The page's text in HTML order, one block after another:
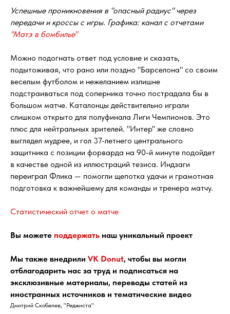
Успешные проникновения в "опасный радиус" через
передачи и кроссы с игры. Графика: канал с отчетами
"Матэ в бомбилье"
Можно подогнать ответ под условие и сказать,
подытоживая, что рано или поздно "Барселона" со своим
веселым футболом и нежеланием излишне
подстраиваться под соперника точно пострадала бы в
большом матче. Каталонцы действительно играли
слишком открыто для полуфинала Лиги Чемпионов. Это
плюс для нейтральных зрителей. "Интер" же словно
выглядел мудрее, и гол 37-летнего центрального
защитника с позиции форварда на 90-й минуте подойдет
в качестве одной из иллюстраций тезиса. Индзаги
переиграл Флика — помогли щепотка удачи и грамотная
подготовка к важнейшему для команды и тренера матчу.
Статистический отчет о матче
Вы можете поддержать наш уникальный проект
Мы также внедрили VK Donut, чтобы вы могли
отблагодарить нас за труд и подписаться на
эксклюзивные материалы, переводы статей из
иностранных источников и тематические видео
Дмитрий Скобелев, "Реджиста"